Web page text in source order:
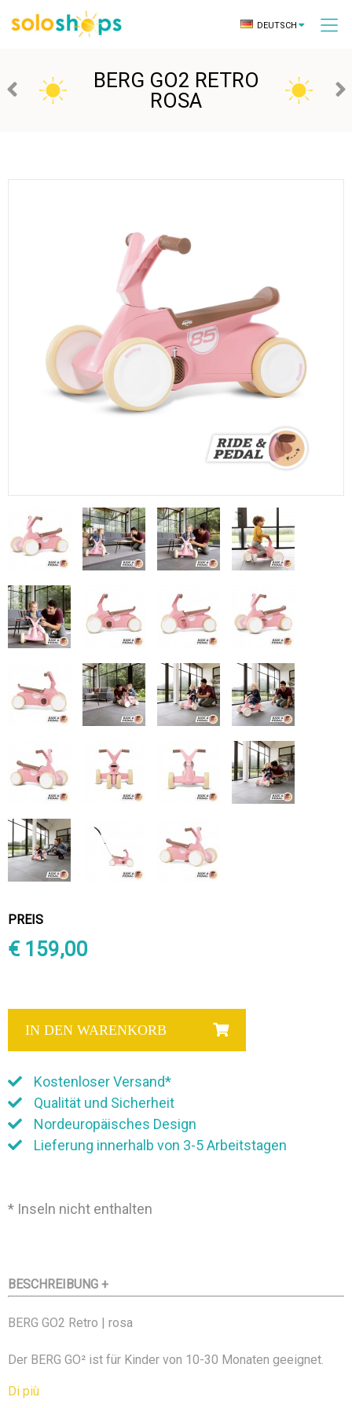
DEUTSCH
BERG GO2 RETRO
ROSA
PREIS
€ 159,00
IN DEN WARENKORB
Kostenloser Versand*
Qualität und Sicherheit
Nordeuropäisches Design
Lieferung innerhalb von 3-5 Arbeitstagen
* Inseln nicht enthalten
BESCHREIBUNG +
BERG GO2 Retro | rosa
Der BERG GO² ist für Kinder von 10-30 Monaten geeignet.
Kinder
Di più